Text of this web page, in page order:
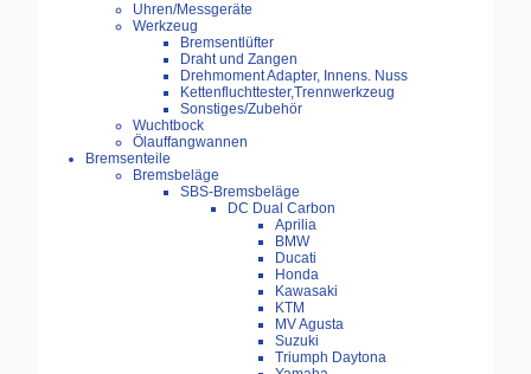
Uhren/Messgeräte
Werkzeug
Bremsentlüfter
Draht und Zangen
Drehmoment Adapter, Innens. Nuss
Kettenfluchttester,Trennwerkzeug
Sonstiges/Zubehör
Wuchtbock
Ölauffangwannen
Bremsenteile
Bremsbeläge
SBS-Bremsbeläge
DC Dual Carbon
Aprilia
BMW
Ducati
Honda
Kawasaki
KTM
MV Agusta
Suzuki
Triumph Daytona